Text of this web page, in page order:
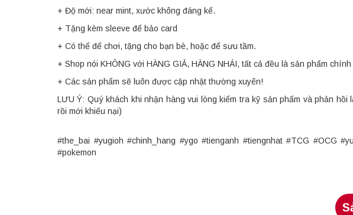
+ Độ mới: near mint, xước không đáng kể.
+ Tặng kèm sleeve để bảo card
+ Có thể để chơi, tặng cho bạn bè, hoặc để sưu tầm.
+ Shop nói KHÔNG với HÀNG GIẢ, HÀNG NHÁI, tất cả đều là sản phẩm chính
+ Các sản phẩm sẽ luôn được cập nhật thường xuyên!
LƯU Ý: Quý khách khi nhận hàng vui lòng kiểm tra kỹ sản phẩm và phản
rồi mới khiếu nại)
#the_bai #yugioh #chinh_hang #ygo #tienganh #tiengnhat #TCG #OCG
#pokemon